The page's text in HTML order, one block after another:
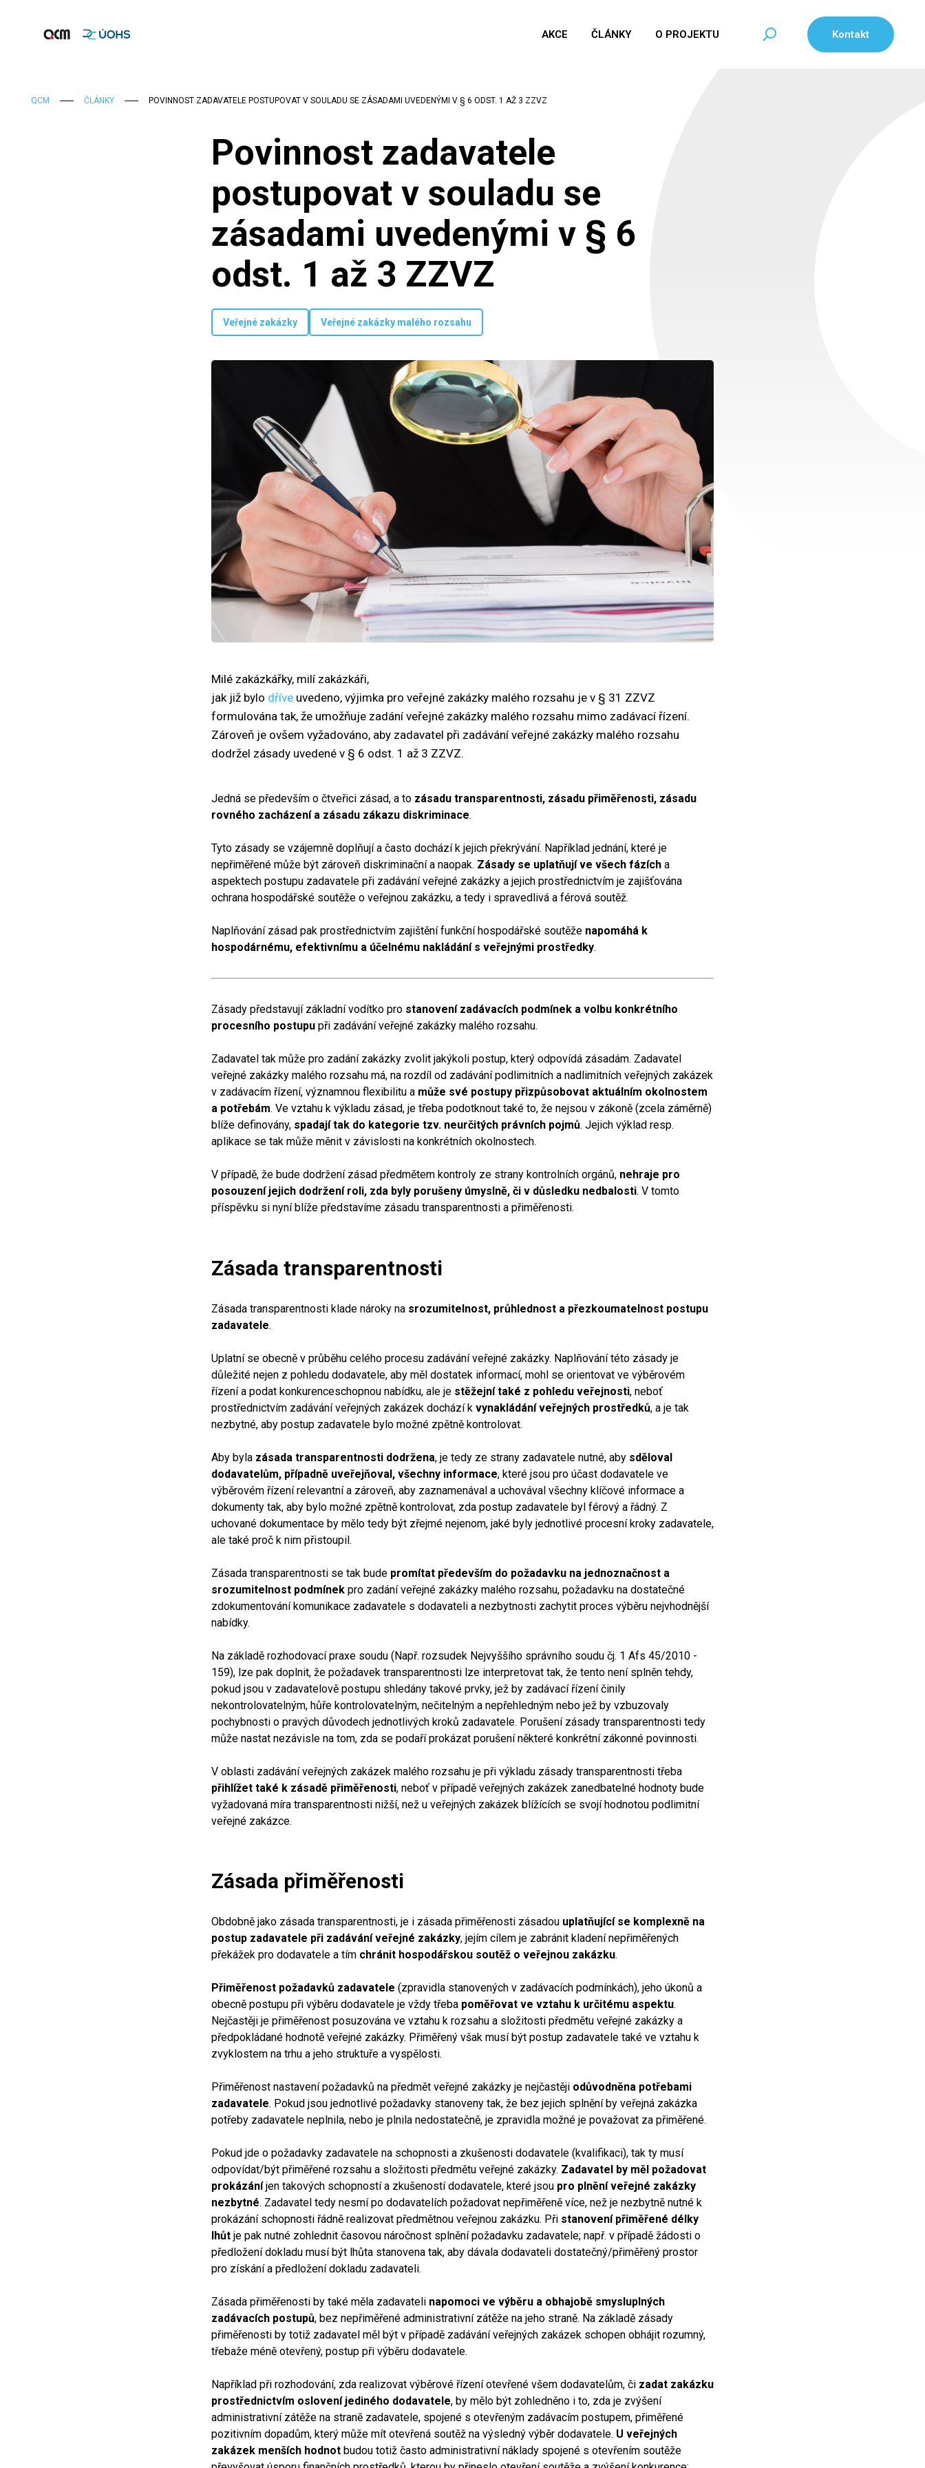
AKCE ČLÁNKY O PROJEKTU Kontakt
QCM ČLÁNKY POVINNOST ZADAVATELE POSTUPOVAT V SOULADU SE ZÁSADAMI UVEDENÝMI V § 6 ODST. 1 AŽ 3 ZZVZ
Povinnost zadavatele
postupovat v souladu se
zásadami uvedenými v § 6
odst. 1 až 3 ZZVZ
Veřejné zakázky Veřejné zakázky malého rozsahu
Milé zakázkářky, milí zakázkáři,
jak již bylo dříve uvedeno, výjimka pro veřejné zakázky malého rozsahu je v § 31 ZZVZ
formulována tak, že umožňuje zadání veřejné zakázky malého rozsahu mimo zadávací řízení.
Zároveň je ovšem vyžadováno, aby zadavatel při zadávání veřejné zakázky malého rozsahu
dodržel zásady uvedené v § 6 odst. 1 až 3 ZZVZ.
Jedná se především o čtveřici zásad, a to zásadu transparentnosti, zásadu přiměřenosti, zásadu
rovného zacházení a zásadu zákazu diskriminace.
Tyto zásady se vzájemně doplňují a často dochází k jejich překrývání. Například jednání, které je
nepřiměřené může být zároveň diskriminační a naopak. Zásady se uplatňují ve všech fázích a
aspektech postupu zadavatele při zadávání veřejné zakázky a jejich prostřednictvím je zajišťována
ochrana hospodářské soutěže o veřejnou zakázku, a tedy i spravedlivá a férová soutěž.
Naplňování zásad pak prostřednictvím zajištění funkční hospodářské soutěže napomáhá k
hospodárnému, efektivnímu a účelnému nakládání s veřejnými prostředky.
Zásady představují základní vodítko pro stanovení zadávacích podmínek a volbu konkrétního
procesního postupu při zadávání veřejné zakázky malého rozsahu.
Zadavatel tak může pro zadání zakázky zvolit jakýkoli postup, který odpovídá zásadám. Zadavatel
veřejné zakázky malého rozsahu má, na rozdíl od zadávání podlimitních a nadlimitních veřejných zakázek
v zadávacím řízení, významnou flexibilitu a může své postupy přizpůsobovat aktuálním okolnostem
a potřebám. Ve vztahu k výkladu zásad, je třeba podotknout také to, že nejsou v zákoně (zcela záměrně)
blíže definovány, spadají tak do kategorie tzv. neurčitých právních pojmů. Jejich výklad resp.
aplikace se tak může měnit v závislosti na konkrétních okolnostech.
V případě, že bude dodržení zásad předmětem kontroly ze strany kontrolních orgánů, nehraje pro
posouzení jejich dodržení roli, zda byly porušeny úmyslně, či v důsledku nedbalosti. V tomto
příspěvku si nyní blíže představíme zásadu transparentnosti a přiměřenosti.
Zásada transparentnosti
Zásada transparentnosti klade nároky na srozumitelnost, průhlednost a přezkoumatelnost postupu
zadavatele.
Uplatní se obecně v průběhu celého procesu zadávání veřejné zakázky. Naplňování této zásady je
důležité nejen z pohledu dodavatele, aby měl dostatek informací, mohl se orientovat ve výběrovém
řízení a podat konkurenceschopnou nabídku, ale je stěžejní také z pohledu veřejnosti, neboť
prostřednictvím zadávání veřejných zakázek dochází k vynakládání veřejných prostředků, a je tak
nezbytné, aby postup zadavatele bylo možné zpětně kontrolovat.
Aby byla zásada transparentnosti dodržena, je tedy ze strany zadavatele nutné, aby sděloval
dodavatelům, případně uveřejňoval, všechny informace, které jsou pro účast dodavatele ve
výběrovém řízení relevantní a zároveň, aby zaznamenával a uchovával všechny klíčové informace a
dokumenty tak, aby bylo možné zpětně kontrolovat, zda postup zadavatele byl férový a řádný. Z
uchované dokumentace by mělo tedy být zřejmé nejenom, jaké byly jednotlivé procesní kroky zadavatele,
ale také proč k nim přistoupil.
Zásada transparentnosti se tak bude promítat především do požadavku na jednoznačnost a
srozumitelnost podmínek pro zadání veřejné zakázky malého rozsahu, požadavku na dostatečné
zdokumentování komunikace zadavatele s dodavateli a nezbytnosti zachytit proces výběru nejvhodnější
nabídky.
Na základě rozhodovací praxe soudu (Např. rozsudek Nejvyššího správního soudu čj. 1 Afs 45/2010 -
159), lze pak doplnit, že požadavek transparentnosti lze interpretovat tak, že tento není splněn tehdy,
pokud jsou v zadavatelově postupu shledány takové prvky, jež by zadávací řízení činily
nekontrolovatelným, hůře kontrolovatelným, nečitelným a nepřehledným nebo jež by vzbuzovaly
pochybnosti o pravých důvodech jednotlivých kroků zadavatele. Porušení zásady transparentnosti tedy
může nastat nezávisle na tom, zda se podaří prokázat porušení některé konkrétní zákonné povinnosti.
V oblasti zadávání veřejných zakázek malého rozsahu je při výkladu zásady transparentnosti třeba
přihlížet také k zásadě přiměřenosti, neboť v případě veřejných zakázek zanedbatelné hodnoty bude
vyžadovaná míra transparentnosti nižší, než u veřejných zakázek blížících se svojí hodnotou podlimitní
veřejné zakázce.
Zásada přiměřenosti
Obdobně jako zásada transparentnosti, je i zásada přiměřenosti zásadou uplatňující se komplexně na
postup zadavatele při zadávání veřejné zakázky, jejím cílem je zabránit kladení nepřiměřených
překážek pro dodavatele a tím chránit hospodářskou soutěž o veřejnou zakázku.
Přiměřenost požadavků zadavatele (zpravidla stanovených v zadávacích podmínkách), jeho úkonů a
obecně postupu při výběru dodavatele je vždy třeba poměřovat ve vztahu k určitému aspektu.
Nejčastěji je přiměřenost posuzována ve vztahu k rozsahu a složitosti předmětu veřejné zakázky a
předpokládané hodnotě veřejné zakázky. Přiměřený však musí být postup zadavatele také ve vztahu k
zvyklostem na trhu a jeho struktuře a vyspělosti.
Přiměřenost nastavení požadavků na předmět veřejné zakázky je nejčastěji odůvodněna potřebami
zadavatele. Pokud jsou jednotlivé požadavky stanoveny tak, že bez jejich splnění by veřejná zakázka
potřeby zadavatele neplnila, nebo je plnila nedostatečně, je zpravidla možné je považovat za přiměřené.
Pokud jde o požadavky zadavatele na schopnosti a zkušenosti dodavatele (kvalifikaci), tak ty musí
odpovídat/být přiměřené rozsahu a složitosti předmětu veřejné zakázky. Zadavatel by měl požadovat
prokázáníjen takových schopností a zkušeností dodavatele, které jsou pro plnění veřejné zakázky
nezbytné. Zadavatel tedy nesmí po dodavatelích požadovat nepřiměřeně více, než je nezbytně nutné k
prokázání schopnosti řádně realizovat předmětnou veřejnou zakázku. Při stanovení přiměřené délky
lhůt je pak nutné zohlednit časovou náročnost splnění požadavku zadavatele; např. v případě žádosti o
předložení dokladu musí být lhůta stanovena tak, aby dávala dodavateli dostatečný/přiměřený prostor
pro získání a předložení dokladu zadavateli.
Zásada přiměřenosti by také měla zadavateli napomoci ve výběru a obhajobě smysluplných
zadávacích postupů, bez nepřiměřené administrativní zátěže na jeho straně. Na základě zásady
přiměřenosti by totiž zadavatel měl být v případě zadávání veřejných zakázek schopen obhájit rozumný,
třebaže méně otevřený, postup při výběru dodavatele.
Například při rozhodování, zda realizovat výběrové řízení otevřené všem dodavatelům, či zadat zakázku
prostřednictvím oslovení jediného dodavatele, by mělo být zohledněno i to, zda je zvýšení
administrativní zátěže na straně zadavatele, spojené s otevřeným zadávacím postupem, přiměřené
pozitivním dopadům, který může mít otevřená soutěž na výsledný výběr dodavatele. U veřejných
zakázek menších hodnot budou totiž často administrativní náklady spojené s otevřením soutěže